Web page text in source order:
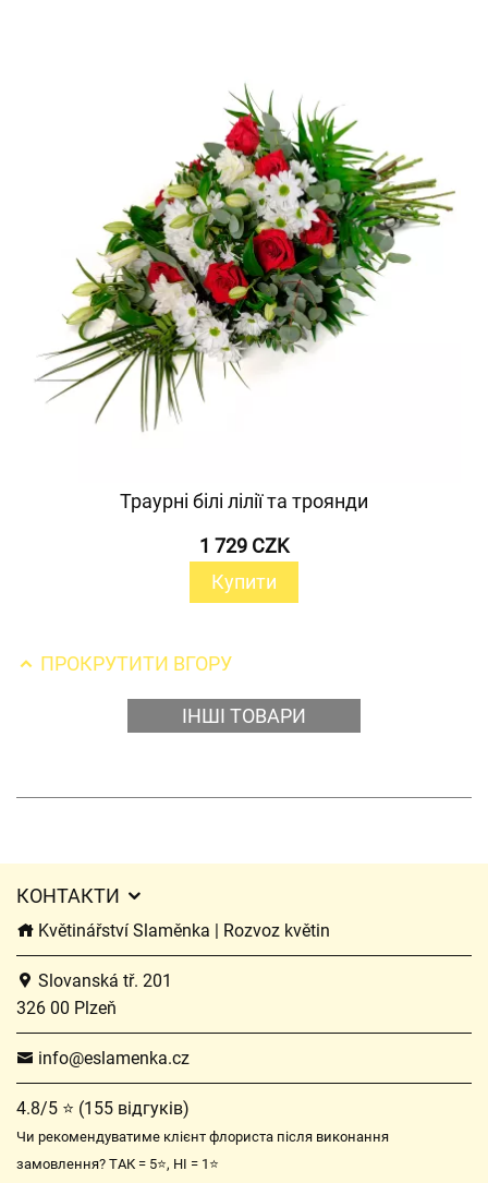
Траурні білі лілії та троянди
1 729 CZK
Купити
ПРОКРУТИТИ ВГОРУ
ІНШІ ТОВАРИ
КОНТАКТИ
Květinářství Slaměnka | Rozvoz květin
Slovanská tř. 201
326 00 Plzeň
info@eslamenka.cz
4.8/5 ⭐ (155 відгуків)
Чи рекомендуватиме клієнт флориста після виконання
замовлення? ТАК = 5⭐, НІ = 1⭐